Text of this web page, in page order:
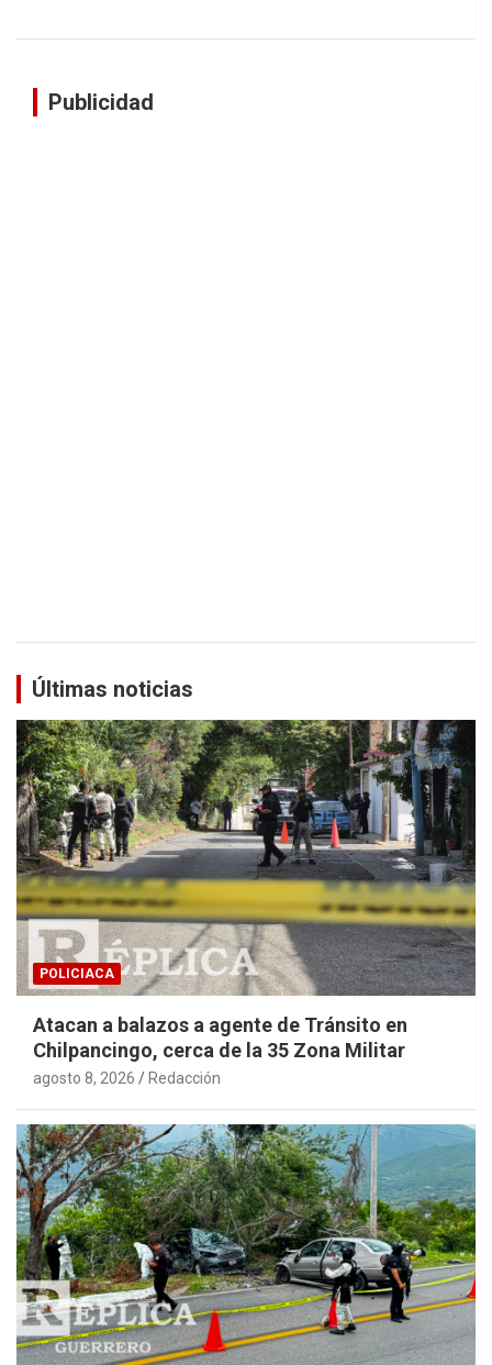
Publicidad
Últimas noticias
POLICIACA
Atacan a balazos a agente de Tránsito en
Chilpancingo, cerca de la 35 Zona Militar
agosto 8, 2026 Redacción